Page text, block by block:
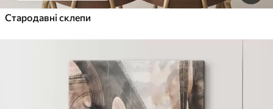
Стародавні склепи